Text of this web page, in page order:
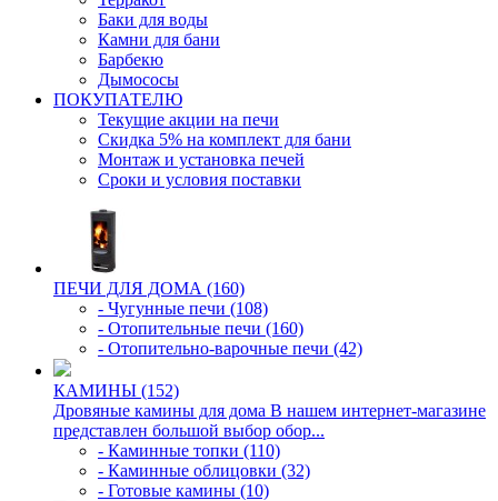
Баки для воды
Камни для бани
Барбекю
Дымососы
ПОКУПАТЕЛЮ
Текущие акции на печи
Скидка 5% на комплект для бани
Монтаж и установка печей
Сроки и условия поставки
ПЕЧИ ДЛЯ ДОМА (160)
- Чугунные печи (108)
- Отопительные печи (160)
- Отопительно-варочные печи (42)
КАМИНЫ (152)
Дровяные камины для дома В нашем интернет-магазине
представлен большой выбор обор...
- Каминные топки (110)
- Каминные облицовки (32)
- Готовые камины (10)